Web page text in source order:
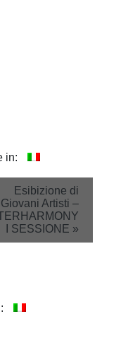
in:
Esibizione di
Giovani Artisti –
I SESSIONE »